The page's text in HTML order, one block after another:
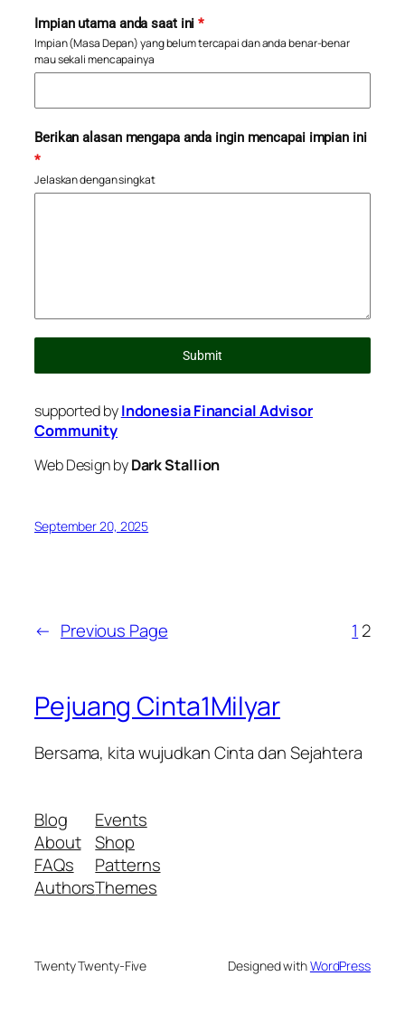
Impian utama anda saat ini*
Impian (Masa Depan) yang belum tercapai dan anda benar-benar
mau sekali mencapainya
Berikan alasan mengapa anda ingin mencapai impian ini
*
Jelaskan dengan singkat
Submit
supported byIndonesia Financial Advisor
Community
Web Design byDark Stallion
September 20, 2025
← Previous Page 1 2
Pejuang Cinta1Milyar
Bersama, kita wujudkan Cinta dan Sejahtera
Blog
About
FAQs
Authors
Events
Shop
Patterns
Themes
Twenty Twenty-Five Designed withWordPress